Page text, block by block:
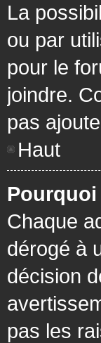
La
ou par
pour le
joindre.
pas
Haut
Chaque
dérogé à
décision
pas les